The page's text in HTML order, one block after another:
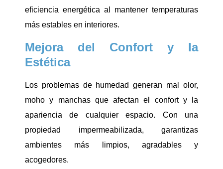
eficiencia energética al mantener temperaturas
más estables en interiores.
Mejora del Confort y la
Estética
Los problemas de humedad generan mal olor,
moho y manchas que afectan el confort y la
apariencia de cualquier espacio. Con una
propiedad impermeabilizada, garantizas
ambientes más limpios, agradables y
acogedores.